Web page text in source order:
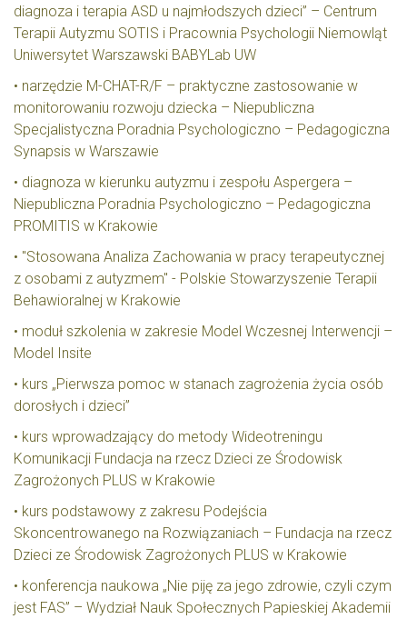
diagnoza i terapia ASD u najmłodszych dzieci” – Centrum
Terapii Autyzmu SOTIS i Pracownia Psychologii Niemowląt
Uniwersytet Warszawski BABYLab UW
• narzędzie M-CHAT-R/F – praktyczne zastosowanie w
monitorowaniu rozwoju dziecka – Niepubliczna
Specjalistyczna Poradnia Psychologiczno – Pedagogiczna
Synapsis w Warszawie
• diagnoza w kierunku autyzmu i zespołu Aspergera –
Niepubliczna Poradnia Psychologiczno – Pedagogiczna
PROMITIS w Krakowie
• "Stosowana Analiza Zachowania w pracy terapeutycznej
z osobami z autyzmem" - Polskie Stowarzyszenie Terapii
Behawioralnej w Krakowie
• moduł szkolenia w zakresie Model Wczesnej Interwencji –
Model Insite
• kurs „Pierwsza pomoc w stanach zagrożenia życia osób
dorosłych i dzieci”
• kurs wprowadzający do metody Wideotreningu
Komunikacji Fundacja na rzecz Dzieci ze Środowisk
Zagrożonych PLUS w Krakowie
• kurs podstawowy z zakresu Podejścia
Skoncentrowanego na Rozwiązaniach – Fundacja na rzecz
Dzieci ze Środowisk Zagrożonych PLUS w Krakowie
• konferencja naukowa „Nie piję za jego zdrowie, czyli czym
jest FAS” – Wydział Nauk Społecznych Papieskiej Akademii